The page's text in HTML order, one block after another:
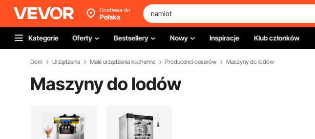
Dostawa do
Polska
Kategorie Oferty Bestsellery Nowy Inspiracje Klub członków
Dom Urządzenia Małe urządzenia kuchenne Producenci deserów Maszyny do lodów
Maszyny do lodów